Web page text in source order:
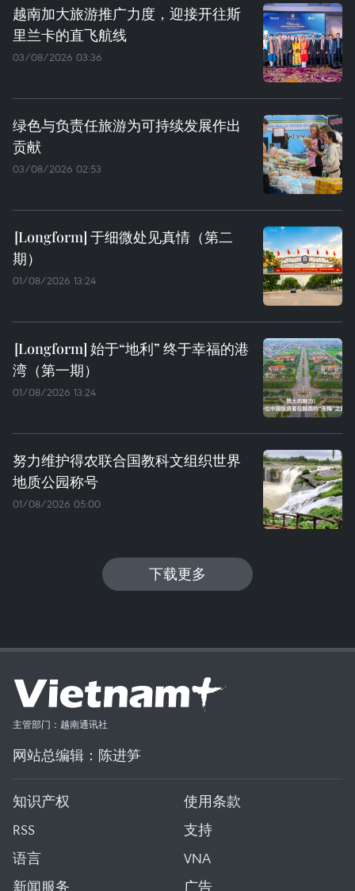
越南加大旅游推广力度，迎接开往斯
里兰卡的直飞航线
03/08/2026 03:36
绿色与负责任旅游为可持续发展作出
贡献
03/08/2026 02:53
于细微处见真情（第二
期）
01/08/2026 13:24
始于“地利” 终于幸福的港
湾（第一期）
01/08/2026 13:24
努力维护得农联合国教科文组织世界
地质公园称号
01/08/2026 05:00
下载更多
主管部门：越南通讯社
网站总编辑：陈进笋
知识产权
使用条款
RSS
支持
语言
VNA
新闻服务
广告